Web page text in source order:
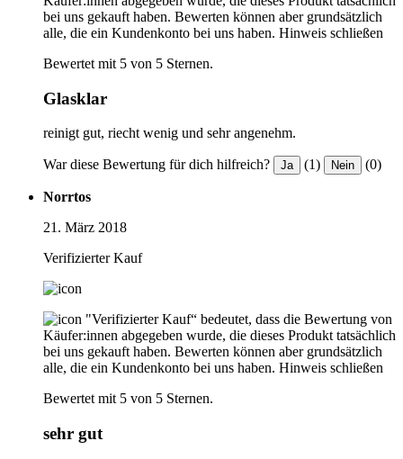
bei uns gekauft haben. Bewerten können aber grundsätzlich
alle, die ein Kundenkonto bei uns haben. Hinweis schließen
Bewertet mit 5 von 5 Sternen.
Glasklar
reinigt gut, riecht wenig und sehr angenehm.
War diese Bewertung für dich hilfreich? Ja (1) Nein (0)
Norrtos
21. März 2018
Verifizierter Kauf
"Verifizierter Kauf“ bedeutet, dass die Bewertung von
Käufer:innen abgegeben wurde, die dieses Produkt tatsächlich
bei uns gekauft haben. Bewerten können aber grundsätzlich
alle, die ein Kundenkonto bei uns haben. Hinweis schließen
Bewertet mit 5 von 5 Sternen.
sehr gut